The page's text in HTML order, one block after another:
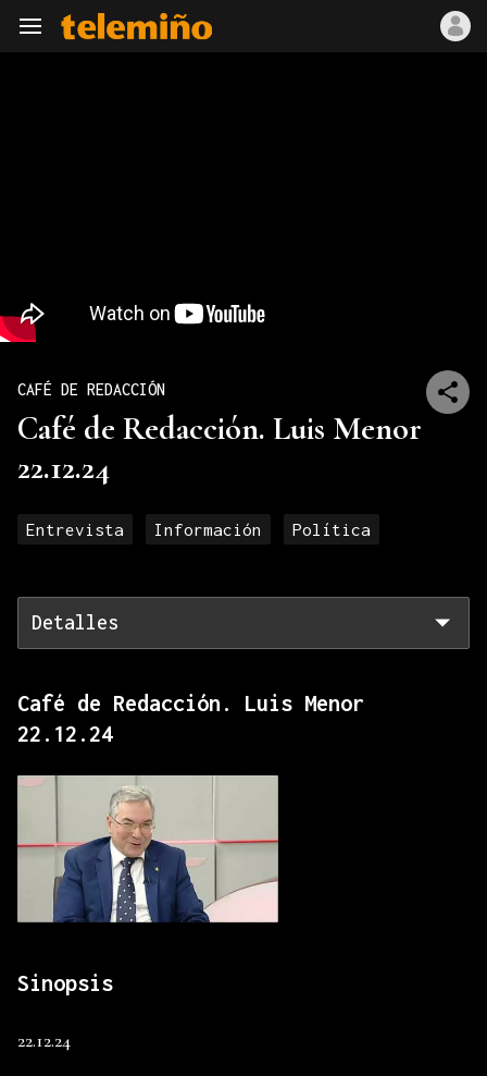
Navegación
CAFÉ DE REDACCIÓN
Café de Redacción. Luis Menor
22.12.24
Entrevista Información Política
Detalles
Café de Redacción. Luis Menor
22.12.24
Sinopsis
22.12.24